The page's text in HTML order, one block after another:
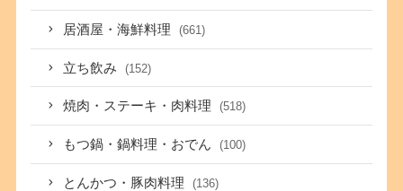
居酒屋・海鮮料理 (661)
立ち飲み (152)
焼肉・ステーキ・肉料理 (518)
もつ鍋・鍋料理・おでん (100)
とんかつ・豚肉料理 (136)